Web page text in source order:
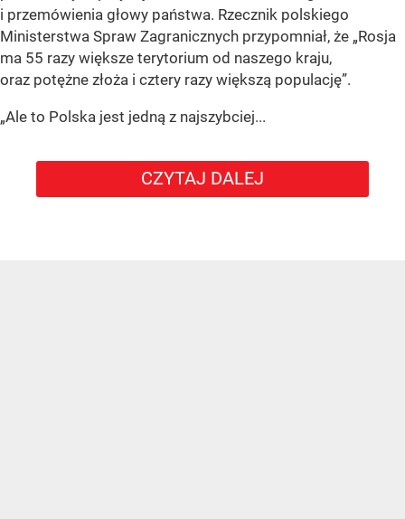
i przemówienia głowy państwa. Rzecznik polskiego
Ministerstwa Spraw Zagranicznych przypomniał, że „Rosja
ma 55 razy większe terytorium od naszego kraju,
oraz potężne złoża i cztery razy większą populację”.
„Ale to Polska jest jedną z najszybciej...
CZYTAJ DALEJ